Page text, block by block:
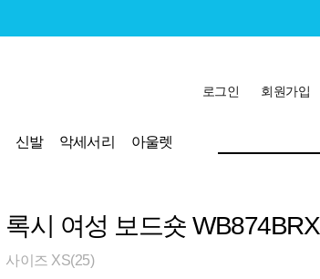
회원가입
로그인
신발 악세서리
아울렛
록시 여성 보드숏 WB874BRX
사이즈 XS(25)